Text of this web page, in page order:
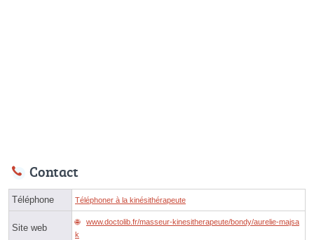
Contact
Téléphone Téléphoner à la kinésithérapeute
Site web
www.doctolib.fr/masseur-kinesitherapeute/bondy/aurelie-majsa
k